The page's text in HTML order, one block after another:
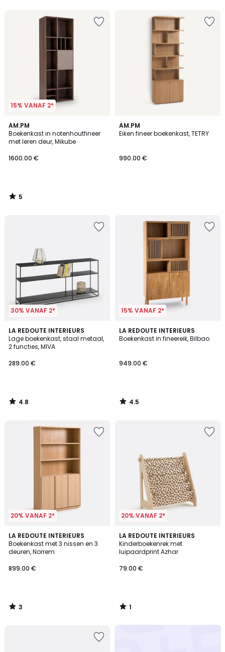
15% VANAF 2*
AM.PM
Boekenkast in notenhoutfineer
met leren deur, Mikube
1600.00 €
5
/
5
5
/
AM.PM
Eiken fineer boekenkast, TETRY
990.00 €
30% VANAF 2*
LA REDOUTE INTERIEURS
Lage boekenkast, staal metaal,
2 functies, MIVA
289.00 €
4.8
/ 5
4.8
/
15% VANAF 2*
LA REDOUTE INTERIEURS
Boekenkast in fineereik, Bilbao
949.00 €
4.5
/ 5
4.5
/
20% VANAF 2*
LA REDOUTE INTERIEURS
Boekenkast met 3 nissen en 3
deuren, Norrem
899.00 €
3
/
5
3
/
20% VANAF 2*
LA REDOUTE INTERIEURS
Kinderboekenrek met
luipaardprint Azhar
79.00 €
1
/
5
1
/